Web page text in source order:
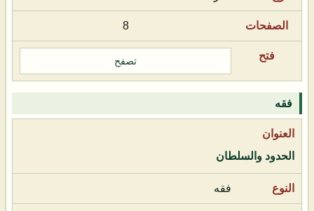
8
تصفح
فقه
الحدود والسلطان
فقه